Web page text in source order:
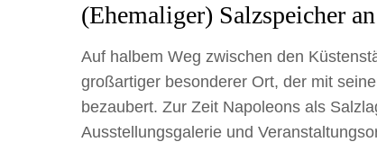
(Ehemaliger) Salzspeicher
Auf halbem Weg zwischen den
großartiger besonderer Ort, der mit
bezaubert. Zur Zeit Napoleons als
Ausstellungsgalerie und